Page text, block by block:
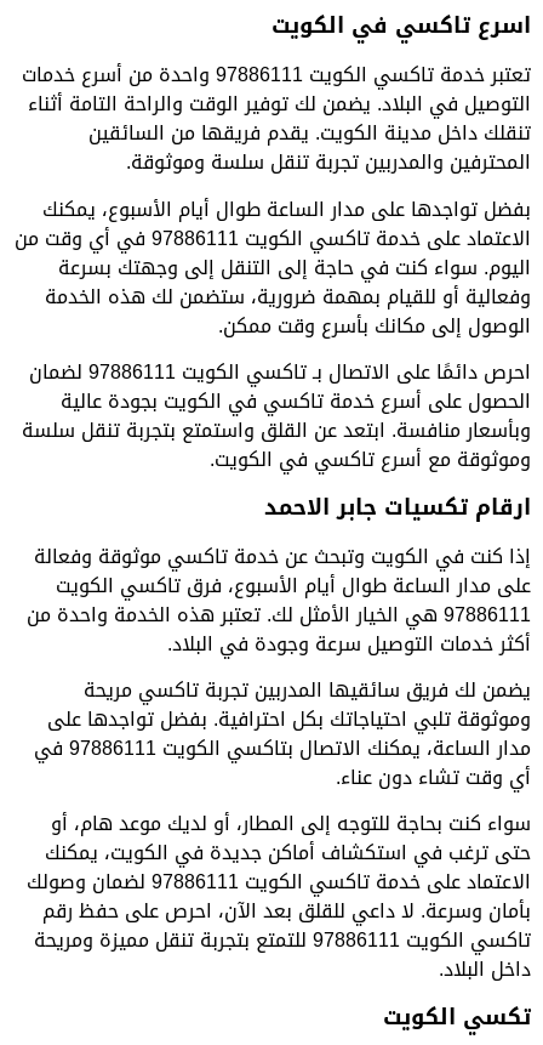
اسرع تاكسي في الكويت
تعتبر خدمة تاكسي الكويت 97886111 واحدة من أسرع خدمات
التوصيل في البلاد. يضمن لك توفير الوقت والراحة التامة أثناء
تنقلك داخل مدينة الكويت. يقدم فريقها من السائقين
المحترفين والمدربين تجربة تنقل سلسة وموثوقة.
بفضل تواجدها على مدار الساعة طوال أيام الأسبوع، يمكنك
الاعتماد على خدمة تاكسي الكويت 97886111 في أي وقت من
اليوم. سواء كنت في حاجة إلى التنقل إلى وجهتك بسرعة
وفعالية أو للقيام بمهمة ضرورية، ستضمن لك هذه الخدمة
الوصول إلى مكانك بأسرع وقت ممكن.
احرص دائمًا على الاتصال بـ تاكسي الكويت 97886111 لضمان
الحصول على أسرع خدمة تاكسي في الكويت بجودة عالية
وبأسعار منافسة. ابتعد عن القلق واستمتع بتجربة تنقل سلسة
وموثوقة مع أسرع تاكسي في الكويت.
ارقام تكسيات جابر الاحمد
إذا كنت في الكويت وتبحث عن خدمة تاكسي موثوقة وفعالة
على مدار الساعة طوال أيام الأسبوع، فرق تاكسي الكويت
97886111 هي الخيار الأمثل لك. تعتبر هذه الخدمة واحدة من
أكثر خدمات التوصيل سرعة وجودة في البلاد.
يضمن لك فريق سائقيها المدربين تجربة تاكسي مريحة
وموثوقة تلبي احتياجاتك بكل احترافية. بفضل تواجدها على
مدار الساعة، يمكنك الاتصال بتاكسي الكويت 97886111 في
أي وقت تشاء دون عناء.
سواء كنت بحاجة للتوجه إلى المطار، أو لديك موعد هام، أو
حتى ترغب في استكشاف أماكن جديدة في الكويت، يمكنك
الاعتماد على خدمة تاكسي الكويت 97886111 لضمان وصولك
بأمان وسرعة. لا داعي للقلق بعد الآن، احرص على حفظ رقم
تاكسي الكويت 97886111 للتمتع بتجربة تنقل مميزة ومريحة
داخل البلاد.
تكسي الكويت